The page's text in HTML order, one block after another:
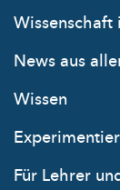
Wissenschaft
News aus
Wissen
Für Lehrer